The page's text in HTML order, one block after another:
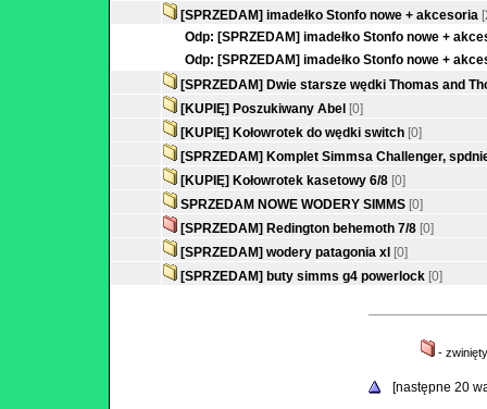
[SPRZEDAM] imadełko Stonfo nowe + akcesoria
Odp: [SPRZEDAM] imadełko Stonfo nowe +
Odp: [SPRZEDAM] imadełko Stonfo nowe +
[SPRZEDAM] Dwie starsze wędki Thomas and
[KUPIĘ] Poszukiwany Abel [0]
[KUPIĘ] Kołowrotek do wędki switch [0]
[SPRZEDAM] Komplet Simmsa Challenger,
[KUPIĘ] Kołowrotek kasetowy 6/8 [0]
SPRZEDAM NOWE WODERY SIMMS [0]
[SPRZEDAM] Redington behemoth 7/8 [0]
[SPRZEDAM] wodery patagonia xl [0]
[SPRZEDAM] buty simms g4 powerlock [0]
-
[następne 20